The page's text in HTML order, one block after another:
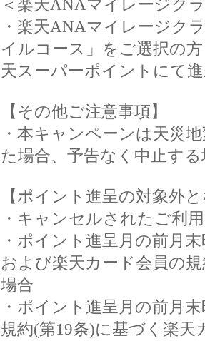
＜楽天ANAマイレージク
・楽天ANAマイレージク
イルコース」をご選択の
天スーパーポイントにて
【その他ご注意事項】
・本キャンペーンは天災
た場合、予告なく中止す
【ポイント進呈の対象外
・キャンセルされたご利
・ポイント進呈月の前月
および楽天カード会員の
場合
・ポイント進呈月の前月
規約(第19条)に基づく楽